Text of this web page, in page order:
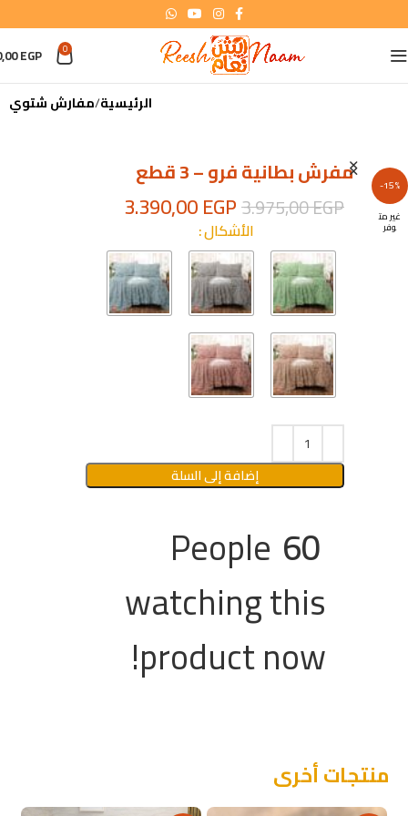
0
EGP
الرئيسية مفارش شتوي
-15%
غير مت
وفر
مفرش بطانية فرو – 3 قطع
3.975,00EGP
3.390,00EGP
60
People
watching this
product now!
الأشكال
إضافة إلى السلة
منتجات أخرى